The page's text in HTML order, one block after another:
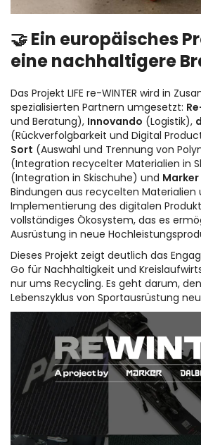
🤝 Ein europäisches
eine nachhaltigere
Das Projekt LIFE re-WINTER wird in
spezialisierten Partnern umgesetzt:
und Beratung), Innovando (Logistik),
(Rückverfolgbarkeit und Digital
Sort (Auswahl und Trennung von
(Integration recycelter Materialien in
(Integration in Skischuhe) und Marker
Bindungen aus recycelten Materialien
Implementierung des digitalen
vollständiges Ökosystem, das es
Ausrüstung in neue
Dieses Projekt zeigt deutlich das
Go für Nachhaltigkeit und
nur ums Recycling. Es geht darum,
Lebenszyklus von Sportausrüstung